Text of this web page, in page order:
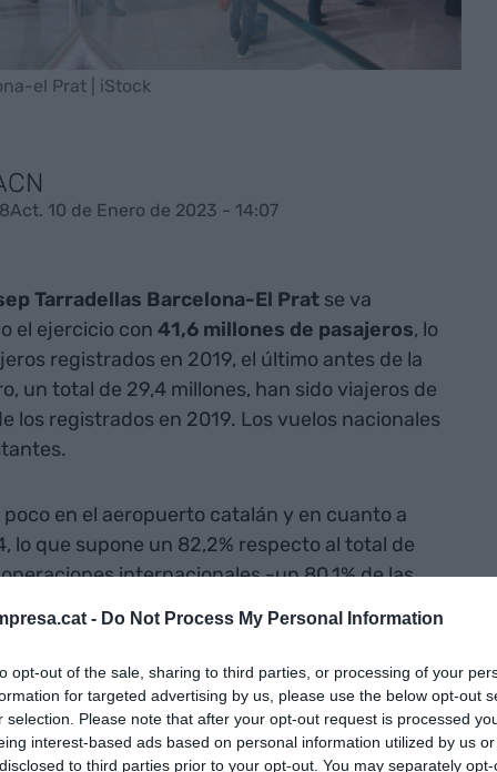
- Do Not Process My Personal Information
opt-out of the sale, sharing to third parties, or processing of your
for targeted advertising by us, please use the below opt-out
selection. Please note that after your opt-out request is processed
interest-based ads based on personal information utilized by us
to third parties prior to your opt-out. You may separately
el Prat | iStock
Act. 10 de Enero de 2023 - 14:07
Tarradellas Barcelona-El Pratse va
el ejercicio con 41,6 millones de pasajeros, lo
registrados en 2019, el último antes de la
un total de 29,4 millones, han sido viajeros de
los registrados en 2019. Los vuelos nacionales
en el aeropuerto catalán y en cuanto a
lo que supone un 82,2% respecto al total de
internacionales -un 80,1% de las
83.463 operaciones nacionales, un 87,5% de
en 2019. Finalmente, durante el 2022 se han
mercancías, esto representa un 88% respecto
salud de esta recuperación.
y es que por el aeropuerto pasaron 3,3